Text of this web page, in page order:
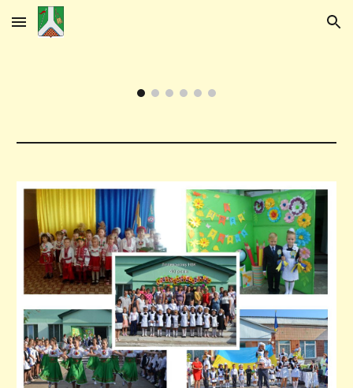
Skip to main content Skip to navigation